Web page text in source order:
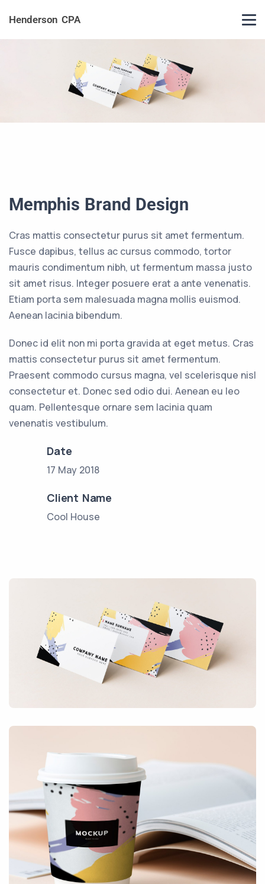
Henderson CPA
Memphis Brand Design
Cras mattis consectetur purus sit amet fermentum.
Fusce dapibus, tellus ac cursus commodo, tortor
mauris condimentum nibh, ut fermentum massa justo
sit amet risus. Integer posuere erat a ante venenatis.
Etiam porta sem malesuada magna mollis euismod.
Aenean lacinia bibendum.
Donec id elit non mi porta gravida at eget metus. Cras
mattis consectetur purus sit amet fermentum.
Praesent commodo cursus magna, vel scelerisque nisl
consectetur et. Donec sed odio dui. Aenean eu leo
quam. Pellentesque ornare sem lacinia quam
venenatis vestibulum.
Date
17 May 2018
Client Name
Cool House